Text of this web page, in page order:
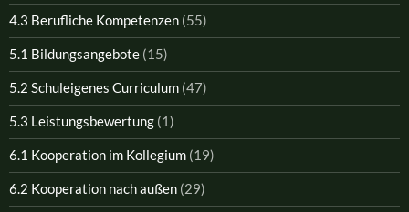
4.3 Berufliche Kompetenzen (55)
5.1 Bildungsangebote (15)
5.2 Schuleigenes Curriculum (47)
5.3 Leistungsbewertung (1)
6.1 Kooperation im Kollegium (19)
6.2 Kooperation nach außen (29)